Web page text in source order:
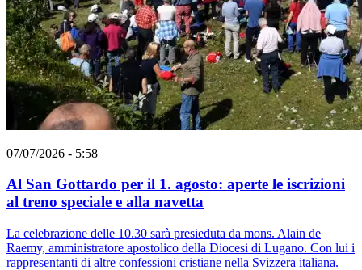
07/07/2026 - 5:58
Al San Gottardo per il 1. agosto: aperte le iscrizioni
al treno speciale e alla navetta
La celebrazione delle 10.30 sarà presieduta da mons. Alain de
Raemy, amministratore apostolico della Diocesi di Lugano. Con lui i
rappresentanti di altre confessioni cristiane nella Svizzera italiana.